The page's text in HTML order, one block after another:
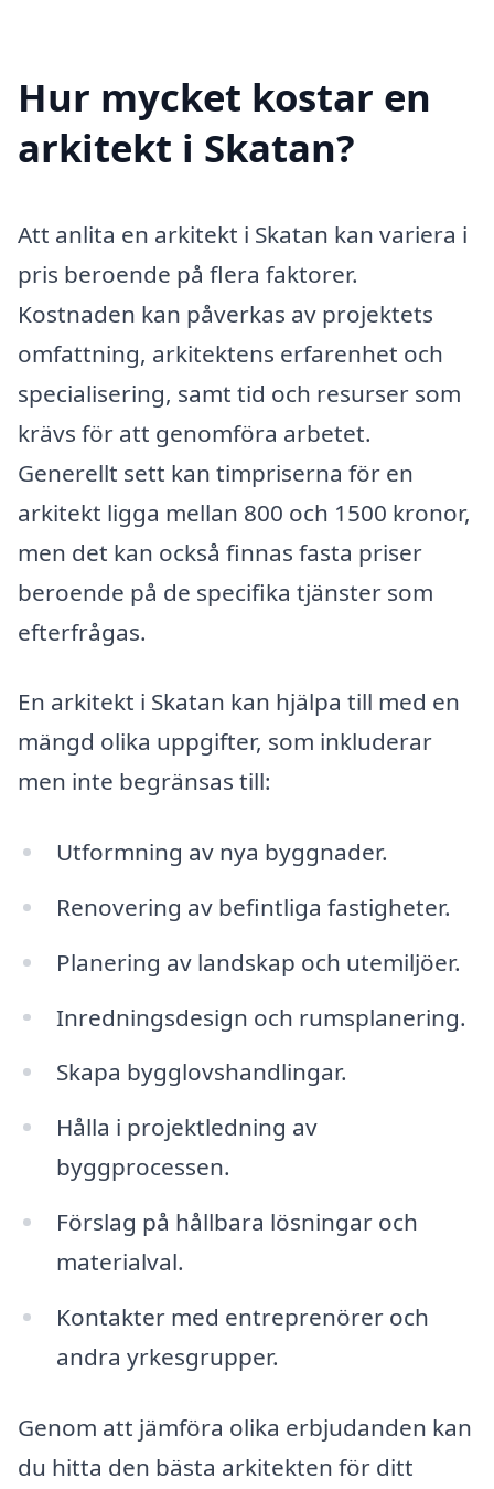
Hur mycket kostar en
arkitekt i Skatan?
Att anlita en arkitekt i Skatan kan variera i
pris beroende på flera faktorer.
Kostnaden kan påverkas av projektets
omfattning, arkitektens erfarenhet och
specialisering, samt tid och resurser som
krävs för att genomföra arbetet.
Generellt sett kan timpriserna för en
arkitekt ligga mellan 800 och 1500 kronor,
men det kan också finnas fasta priser
beroende på de specifika tjänster som
efterfrågas.
En arkitekt i Skatan kan hjälpa till med en
mängd olika uppgifter, som inkluderar
men inte begränsas till:
Utformning av nya byggnader.
Renovering av befintliga fastigheter.
Planering av landskap och utemiljöer.
Inredningsdesign och rumsplanering.
Skapa bygglovshandlingar.
Hålla i projektledning av
byggprocessen.
Förslag på hållbara lösningar och
materialval.
Kontakter med entreprenörer och
andra yrkesgrupper.
Genom att jämföra olika erbjudanden kan
du hitta den bästa arkitekten för ditt